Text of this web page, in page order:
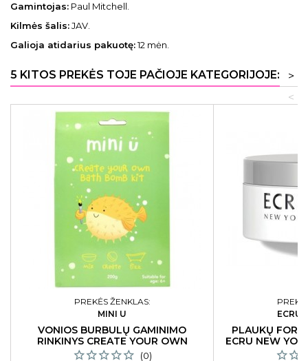
Gamintojas: Paul Mitchell.
Kilmės šalis:JAV.
Galioja atidarius pakuotę:12 mėn.
5 KITOS PREKĖS TOJE PAČIOJE KATEGORIJOJE:
>
<
PREKĖS ŽENKLAS:
MINI U
VONIOS BURBULŲ GAMINIMO
RINKINYS CREATE YOUR OWN
(0)
ECRU
PLAUKŲ
ECRU NEW